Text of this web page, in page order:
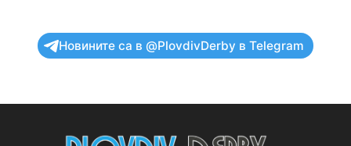
Новините са в @PlovdivDerby в Telegram